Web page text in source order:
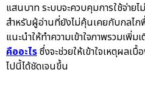
แสนบาท ระบบจะควบคุมการใช้จ่าย
สำหรับผู้อ่านที่ยังไม่คุ้นเคยกับกลไ
แนะนำให้ทำความเข้าใจภาพรวมเพิ่ม
คืออะไรซึ่งจะช่วยให้เข้าใจเหตุผลเ
ไปนี้ได้ชัดเจนขึ้น